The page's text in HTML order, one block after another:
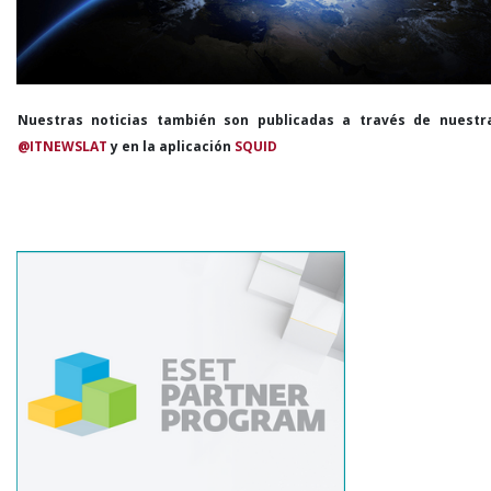
Nuestras noticias también son publicadas a través de
@ITNEWSLATy en la aplicación SQUID